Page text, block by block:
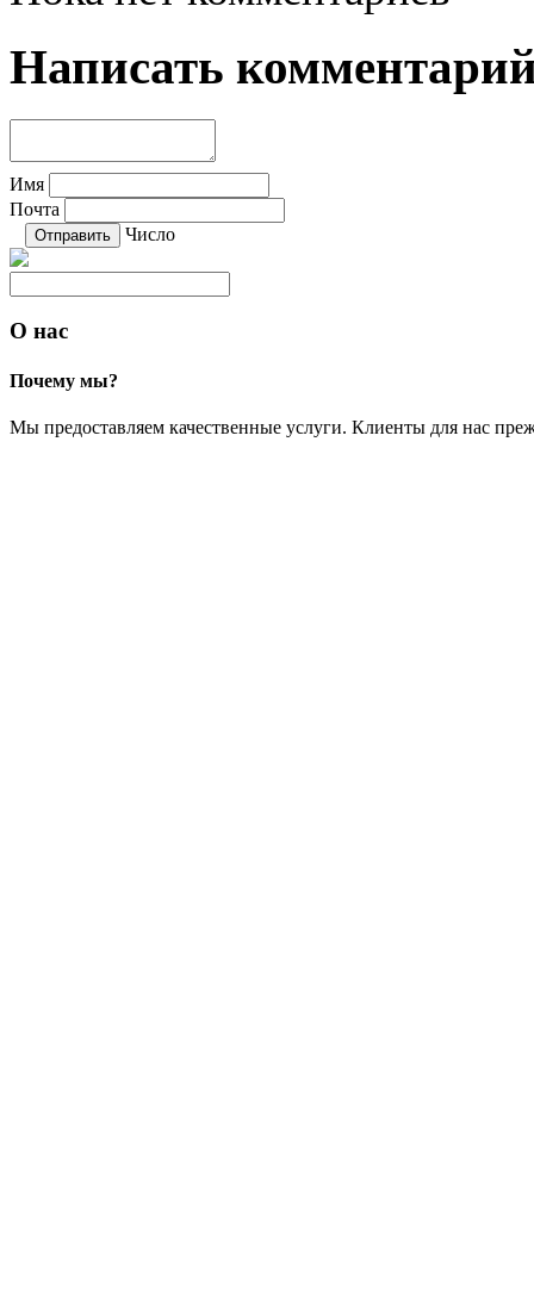
Написать
Имя
Почта
Число
О нас
Почему мы?
Мы предоставляем качественные услуги. Клиенты для нас